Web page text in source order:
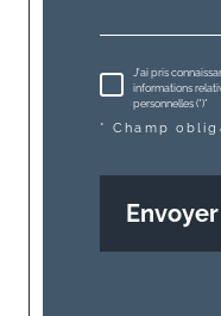
J'ai pris
informations
personnelles (*)*
* Champ
Envoyer